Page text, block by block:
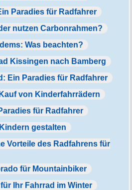
Paradies für Radfahrer
nutzen Carbonrahmen?
Was beachten?
Kissingen nach Bamberg
Ein Paradies für Radfahrer
von Kinderfahrrädern
für Radfahrer
gestalten
Vorteile des Radfahrens für
für Mountainbiker
Ihr Fahrrad im Winter